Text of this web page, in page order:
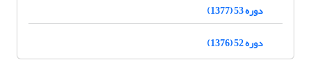
دوره 53 (1377)
دوره 52 (1376)